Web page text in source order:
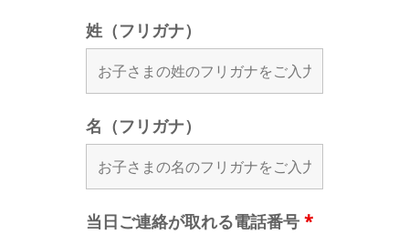
姓（フリガナ）
名（フリガナ）
当日ご連絡が取れる電話番号 *